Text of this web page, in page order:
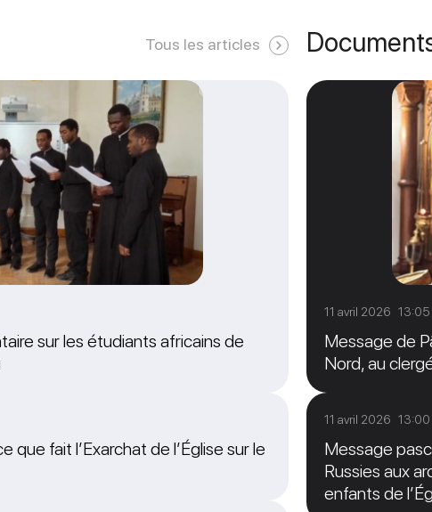
Tous les articles
sur les étudiants africains de
que fait l’Exarchat de l’Église sur le
11 avril 2026 13:05
Message de
Nord, au
11 avril 2026 13:00
Message
Russies aux
enfants de